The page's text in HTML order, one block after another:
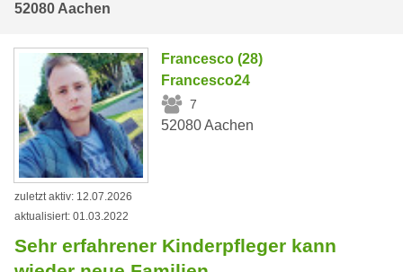
52080 Aachen
Francesco (28)
Francesco24
7
52080 Aachen
zuletzt aktiv: 12.07.2026
aktualisiert: 01.03.2022
Sehr erfahrener Kinderpfleger kann